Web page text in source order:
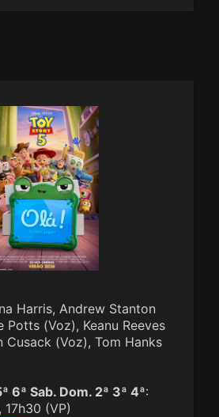
Harris, Andrew Stanton
Potts (Voz), Keanu Reeves
Cusack (Voz), Tom Hanks
6ª Sab. Dom. 2ª 3ª 4ª:
17h30 (VP)